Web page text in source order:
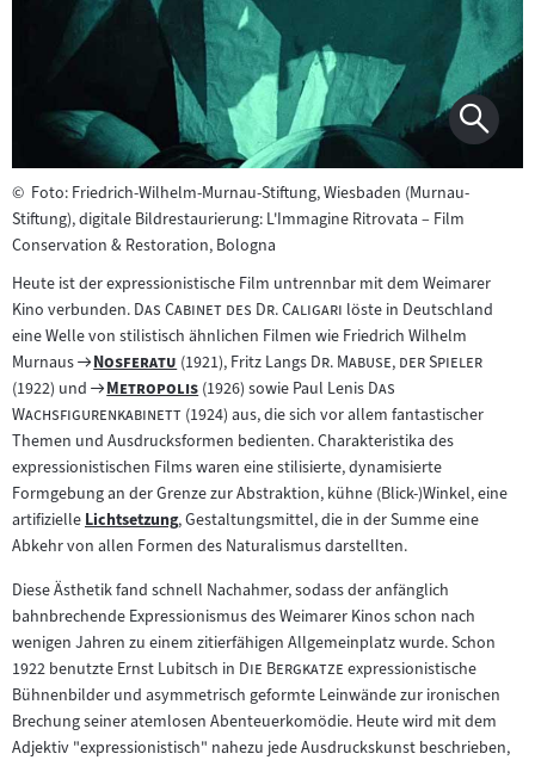
© Foto: Friedrich-Wilhelm-Murnau-Stiftung, Wiesbaden (Murnau-
Stiftung), digitale Bildrestaurierung: L'Immagine Ritrovata – Film
Conservation & Restoration, Bologna
Heute ist der expressionistische Film untrennbar mit dem Weimarer
Kino verbunden. "Das Cabinet des Dr. Caligari "löste in Deutschland
eine Welle von stilistisch ähnlichen Filmen wie Friedrich Wilhelm
Murnaus
Zum
Filmarchiv:
"
Nosferatu "(1921), Fritz Langs "
Dr. Mabuse, der Spieler"
(1922) und
Zum
Filmarchiv:
"
Metropolis"(1926) sowie Paul Lenis "
Das
Wachsfigurenkabinett"(1924) aus, die sich vor allem fantastischer
Themen und Ausdrucksformen bedienten. Charakteristika des
expressionistischen Films waren eine stilisierte, dynamisierte
Formgebung an der Grenze zur Abstraktion, kühne (Blick-)Winkel, eine
artifizielleZum
Inhalt:
Lichtsetzung, Gestaltungsmittel, die in der Summe eine
Abkehr von allen Formen des Naturalismus darstellten.
Diese Ästhetik fand schnell Nachahmer, sodass der anfänglich
bahnbrechende Expressionismus des Weimarer Kinos schon nach
wenigen Jahren zu einem zitierfähigen Allgemeinplatz wurde. Schon
1922 benutzte Ernst Lubitsch in "Die Bergkatze "expressionistische
Bühnenbilder und asymmetrisch geformte Leinwände zur ironischen
Brechung seiner atemlosen Abenteuerkomödie. Heute wird mit dem
Adjektiv "expressionistisch" nahezu jede Ausdruckskunst beschrieben,